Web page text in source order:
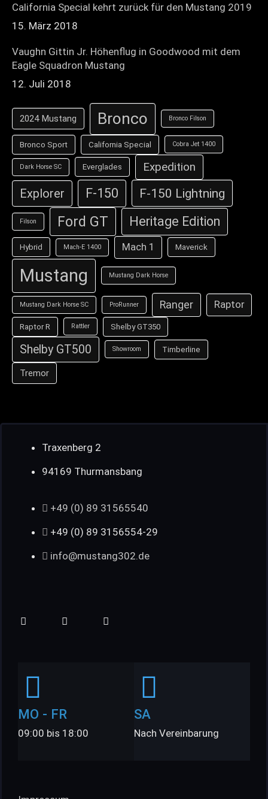
California Special kehrt zurück für den Mustang 2019
15. März 2018
Vaughn Gittin Jr. Höhenflug in Goodwood mit dem
Eagle Squadron Mustang
12. Juli 2018
2024 Mustang Bronco Bronco Filson
Bronco Sport California Special Cobra Jet 1400
Dark Horse SC Everglades Expedition
Explorer F-150 F-150 Lightning
Filson Ford GT Heritage Edition
Hybrid Mach-E 1400 Mach 1 Maverick
Mustang Mustang Dark Horse
Mustang Dark Horse SC ProRunner Ranger Raptor
Raptor R Rattler Shelby GT350
Shelby GT500 Showroom Timberline
Tremor
Traxenberg 2
94169 Thurmansbang
+49 (0) 89 31565540
+49 (0) 89 3156554-29
info@mustang302.de
MO - FR
09:00 bis 18:00
SA
Nach Vereinbarung